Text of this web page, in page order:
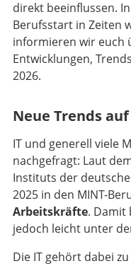
direkt beeinflussen.
Berufsstart in Zeiten
informieren wir euch
Entwicklungen,
2026.
Neue Trends
IT und generell viele
nachgefragt: Laut
Instituts der
2025 in den MINT-
Arbeitskräfte. Damit
jedoch leicht unter
Die IT gehört dabei